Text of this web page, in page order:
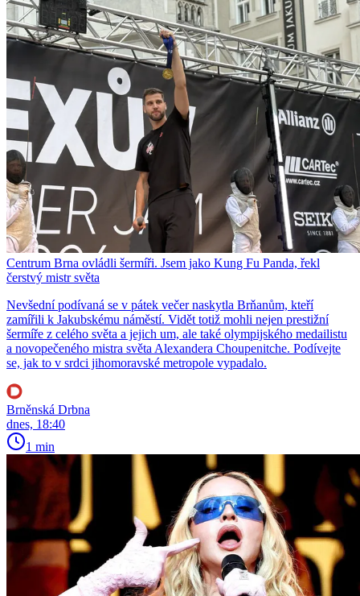
Centrum Brna ovládli šermíři. Jsem jako Kung Fu Panda, řekl
čerstvý mistr světa
Nevšední podívaná se v pátek večer naskytla Brňanům, kteří
zamířili k Jakubskému náměstí. Vidět totiž mohli nejen prestižní
šermíře z celého světa a jejich um, ale také olympijského medailistu
a novopečeného mistra světa Alexandera Choupenitche. Podívejte
se, jak to v srdci jihomoravské metropole vypadalo.
Brněnská Drbna
dnes, 18:40
1 min